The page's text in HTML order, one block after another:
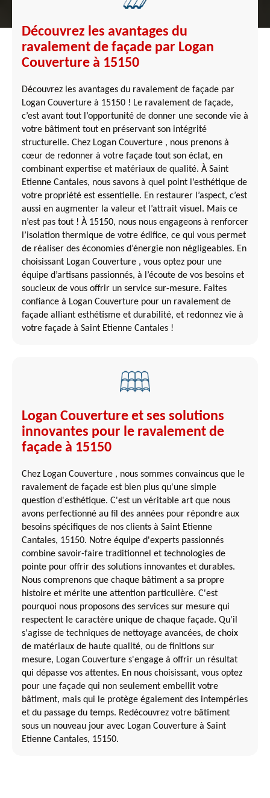
Découvrez les avantages du
ravalement de façade par Logan
Couverture à 15150
Découvrez les avantages du ravalement de façade par
Logan Couverture à 15150 ! Le ravalement de façade,
c’est avant tout l’opportunité de donner une seconde vie à
votre bâtiment tout en préservant son intégrité
structurelle. Chez Logan Couverture , nous prenons à
cœur de redonner à votre façade tout son éclat, en
combinant expertise et matériaux de qualité. À Saint
Etienne Cantales, nous savons à quel point l’esthétique de
votre propriété est essentielle. En restaurer l’aspect, c’est
aussi en augmenter la valeur et l’attrait visuel. Mais ce
n’est pas tout ! À 15150, nous nous engageons à renforcer
l’isolation thermique de votre édifice, ce qui vous permet
de réaliser des économies d’énergie non négligeables. En
choisissant Logan Couverture , vous optez pour une
équipe d’artisans passionnés, à l’écoute de vos besoins et
soucieux de vous offrir un service sur-mesure. Faites
confiance à Logan Couverture pour un ravalement de
façade alliant esthétisme et durabilité, et redonnez vie à
votre façade à Saint Etienne Cantales !
Logan Couverture et ses solutions
innovantes pour le ravalement de
façade à 15150
Chez Logan Couverture , nous sommes convaincus que le
ravalement de façade est bien plus qu'une simple
question d'esthétique. C'est un véritable art que nous
avons perfectionné au fil des années pour répondre aux
besoins spécifiques de nos clients à Saint Etienne
Cantales, 15150. Notre équipe d'experts passionnés
combine savoir-faire traditionnel et technologies de
pointe pour offrir des solutions innovantes et durables.
Nous comprenons que chaque bâtiment a sa propre
histoire et mérite une attention particulière. C'est
pourquoi nous proposons des services sur mesure qui
respectent le caractère unique de chaque façade. Qu'il
s'agisse de techniques de nettoyage avancées, de choix
de matériaux de haute qualité, ou de finitions sur
mesure, Logan Couverture s'engage à offrir un résultat
qui dépasse vos attentes. En nous choisissant, vous optez
pour une façade qui non seulement embellit votre
bâtiment, mais qui le protège également des intempéries
et du passage du temps. Redécouvrez votre bâtiment
sous un nouveau jour avec Logan Couverture à Saint
Etienne Cantales, 15150.